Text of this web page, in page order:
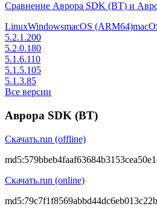
Сравнение Аврора SDK (BT) и
LinuxWindowsmacOS (ARM64)
5.2.1.200
5.2.0.180
5.1.6.110
5.1.5.105
5.1.3.85
Все версии
Аврора SDK (BT)
Скачать.run (offline)
md5:
Скачать.run (online)
md5: